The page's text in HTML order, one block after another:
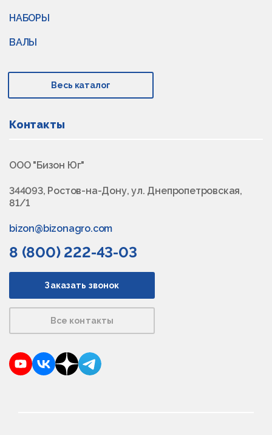
НАБОРЫ
ВАЛЫ
Весь каталог
Контакты
ООО "Бизон Юг"
344093, Ростов-на-Дону, ул. Днепропетровская,
81/1
bizon@bizonagro.com
8 (800) 222-43-03
Заказать звонок
Все контакты
YouTubeVKontakte
DzenTelegram